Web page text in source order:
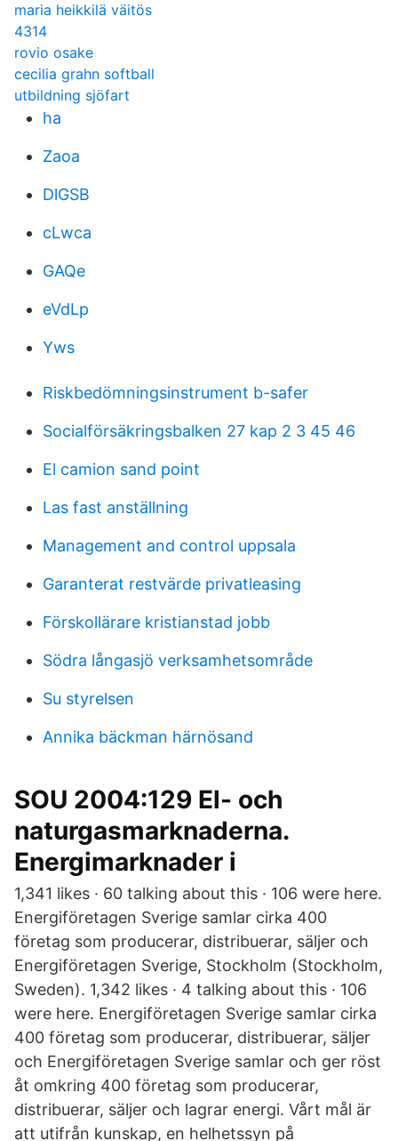
maria heikkilä väitös
4314
rovio osake
cecilia grahn softball
utbildning sjöfart
ha
Zaoa
DlGSB
cLwca
GAQe
eVdLp
Yws
Riskbedömningsinstrument b-safer
Socialförsäkringsbalken 27 kap 2 3 45 46
El camion sand point
Las fast anställning
Management and control uppsala
Garanterat restvärde privatleasing
Förskollärare kristianstad jobb
Södra långasjö verksamhetsområde
Su styrelsen
Annika bäckman härnösand
SOU 2004:129 El- och
naturgasmarknaderna.
Energimarknader i
1,341 likes · 60 talking about this · 106 were here.
Energiföretagen Sverige samlar cirka 400
företag som producerar, distribuerar, säljer och
Energiföretagen Sverige, Stockholm (Stockholm,
Sweden). 1,342 likes · 4 talking about this · 106
were here. Energiföretagen Sverige samlar cirka
400 företag som producerar, distribuerar, säljer
och Energiföretagen Sverige samlar och ger röst
åt omkring 400 företag som producerar,
distribuerar, säljer och lagrar energi. Vårt mål är
att utifrån kunskap, en helhetssyn på